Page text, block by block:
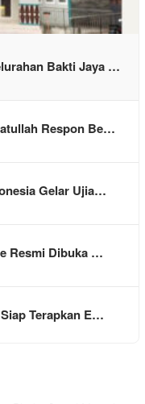
Bakti Jaya …
Respon Be…
Gelar Ujia…
Resmi Dibuka …
Terapkan E…